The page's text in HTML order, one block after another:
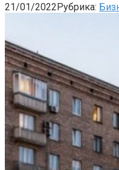
21/01/2022Рубрика: